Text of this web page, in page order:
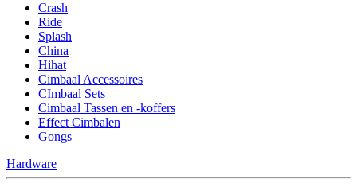
Crash
Ride
Splash
China
Hihat
Cimbaal Accessoires
CImbaal Sets
Cimbaal Tassen en -koffers
Effect Cimbalen
Gongs
Hardware